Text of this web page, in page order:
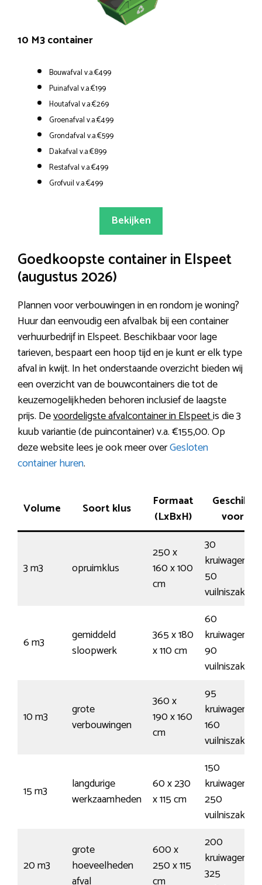
10 M3 container
Bouwafval v.a.€499
Puinafval v.a.€199
Houtafval v.a.€269
Groenafval v.a.€499
Grondafval v.a.€599
Dakafval v.a.€899
Restafval v.a.€499
Grofvuil v.a.€499
Bekijken
Goedkoopste container in Elspeet
(augustus 2026)
Plannen voor verbouwingen in en rondom je woning?
Huur dan eenvoudig een afvalbak bij een container
verhuurbedrijf in Elspeet. Beschikbaar voor lage
tarieven, bespaart een hoop tijd en je kunt er elk type
afval in kwijt. In het onderstaande overzicht bieden wij
een overzicht van de bouwcontainers die tot de
keuzemogelijkheden behoren inclusief de laagste
prijs. Devoordeligste afvalcontainer in Elspeetis die 3
kuub variantie (de puincontainer) v.a. €155,00. Op
deze website lees je ook meer overGesloten
container huren.
Volume Soort klus
Formaat
(LxBxH)
Geschikt
voor
3 m3 opruimklus
250 x
160 x 100
cm
30
kruiwagens /
50
vuilniszakken
6 m3
gemiddeld
sloopwerk
365 x 180
x 110 cm
60
kruiwagens /
90
vuilniszakken
10 m3
grote
verbouwingen
360 x
190 x 160
cm
95
kruiwagens /
160
vuilniszakken
15 m3
langdurige
werkzaamheden
60 x 230
x 115 cm
150
kruiwagens /
250
vuilniszakken
20 m3
grote
hoeveelheden
afval
600 x
250 x 115
cm
200
kruiwagens /
325